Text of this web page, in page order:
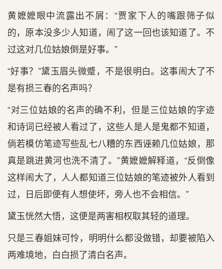
黄嬷嬷眼中流露出不屑：“贾家下人的嘴跟筛子似
的，原本没多少人知道，闹了这一回也该知道了。不
过这对几位姑娘倒是好事。”
“好事？”黛玉眉头微蹙，不是很明白。这事闹大了不
是有损三春的名声吗？
“对三位姑娘的名声的确不利，但是三位姑娘的字迹
和诗词已经被人看过了，这些人是人是鬼都不知道，
倘若模仿笔迹写些乱七八糟的东西诬赖几位姑娘，那
真是跳进黄河也洗不清了。”黄嬷嬷解释道，“反倒像
这样闹大了，人人都知道三位姑娘的笔迹被外人看到
过，日后即便有人想使坏，旁人也不会相信。”
黛玉恍然大悟，这便是两害相权取其轻的道理。
只是三春姐妹可怜，明明什么都没做错，却要被陷入
两难境地，白白损了清白名声。